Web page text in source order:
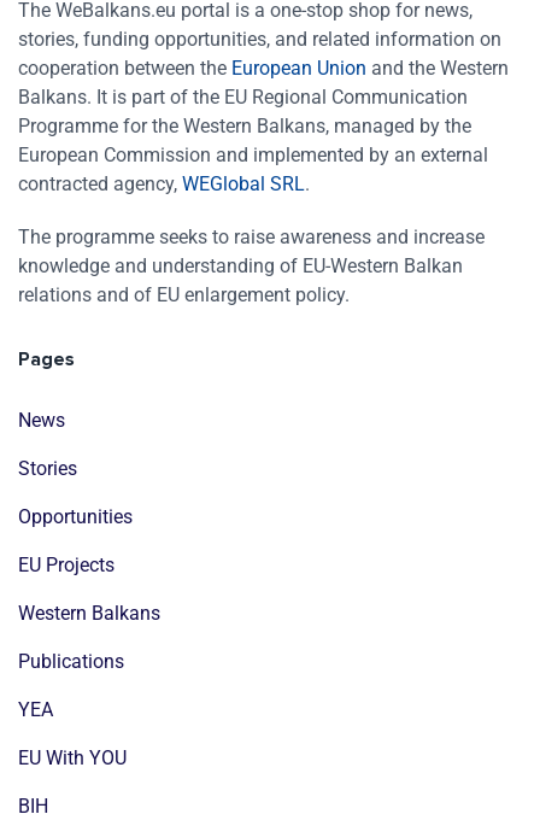
The WeBalkans.eu portal is a one-stop shop for news,
stories, funding opportunities, and related information on
cooperation between the European Union and the Western
Balkans. It is part of the EU Regional Communication
Programme for the Western Balkans, managed by the
European Commission and implemented by an external
contracted agency, WEGlobal SRL.
The programme seeks to raise awareness and increase
knowledge and understanding of EU-Western Balkan
relations and of EU enlargement policy.
Pages
News
Stories
Opportunities
EU Projects
Western Balkans
Publications
YEA
EU With YOU
BIH